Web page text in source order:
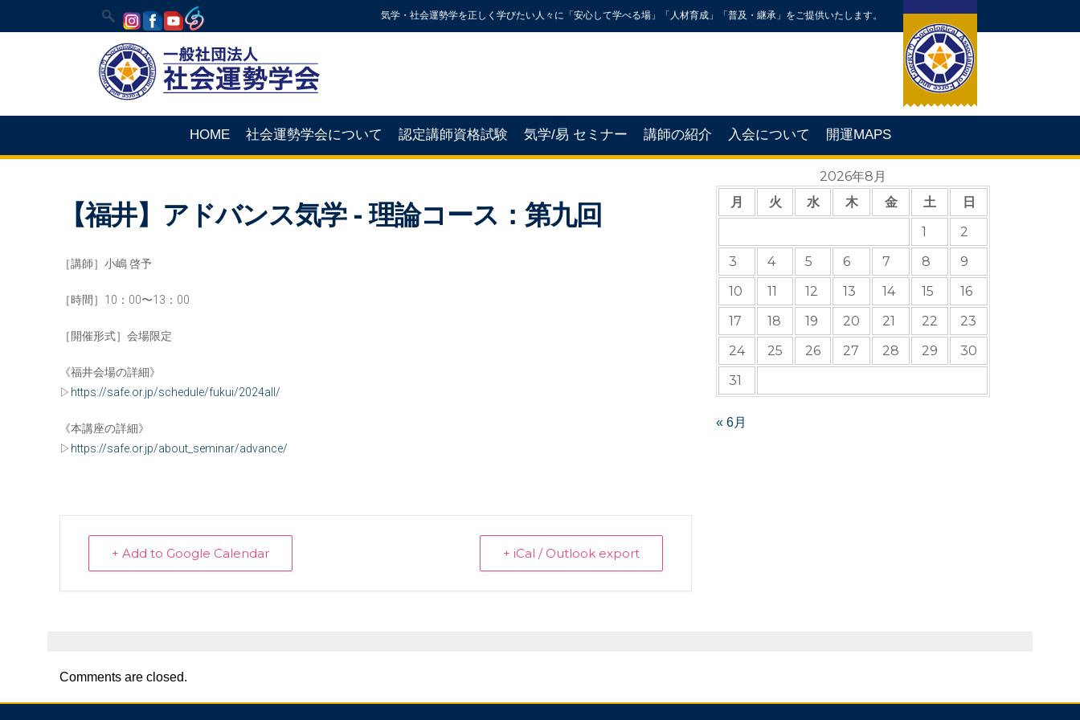
気学・社会運勢学を正しく学びたい人々に「安心して学べる場」「人材育成」「普及・継承」をご提供いたします。
HOME 社会運勢学会について 認定講師資格試験 気学/易 セミナー 講師の紹介 入会について 開運MAPS
【福井】アドバンス気学 - 理論コース：第九回
［講師］小嶋 啓予
［時間］10：00〜13：00
［開催形式］会場限定
《福井会場の詳細》
▷ https://safe.or.jp/schedule/fukui/2024all/
《本講座の詳細》
▷ https://safe.or.jp/about_seminar/advance/
+ Add to Google Calendar + iCal / Outlook export
2026年8月
月
火 水 木 金 土
日
1
2
3
4 5 6 7 8
9
10
11 12 13 14 15
16
17
18 19 20 21 22
23
24
25 26 27 28 29
30
31
« 6月
Comments are closed.